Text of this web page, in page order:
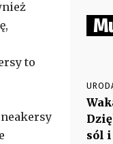
to
sól